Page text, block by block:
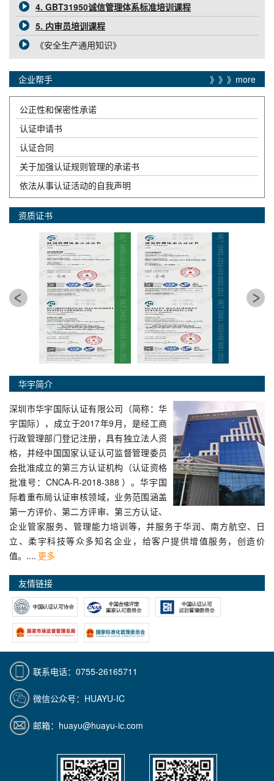
4. GBT31950诚信管理体系标准培训课程
5. 内审员培训课程
《安全生产通用知识》
企业帮手 》》》more
公正性和保密性承诺
认证申请书
认证合同
关于加强认证规则管理的承诺书
依法从事认证活动的自我声明
资质证书
华宇简介
深圳市华宇国际认证有限公司（简称：华
宇国际），成立于2017年9月，是经工商
行政管理部门登记注册，具有独立法人资
格，并经中国国家认证认可监督管理委员
会批准成立的第三方认证机构（认证资格
批准号：CNCA-R-2018-388 ）。华宇国
际着重布局认证审核领域，业务范围涵盖
第一方评价、第二方评审、第三方认证、
企业管家服务、管理能力培训等，并服务于华润、南方航空、日
立、柔宇科技等众多知名企业，给客户提供增值服务，创造价
值。.... 更多
友情链接
联系电话：0755-26165711
微信公众号：HUAYU-IC
邮箱：huayu@huayu-ic.com